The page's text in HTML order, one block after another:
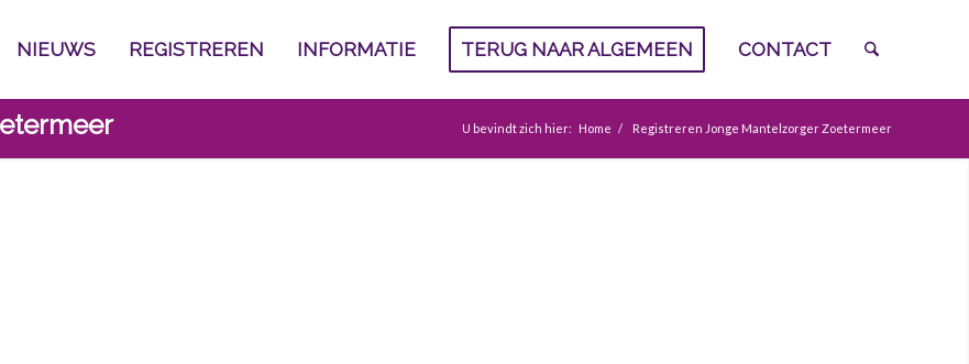
NIEUWS REGISTREREN INFORMATIE TERUG NAAR ALGEMEEN CONTACT
U bevindt zich hier: Home / Registreren Jonge Mantelzorger Zoetermeer